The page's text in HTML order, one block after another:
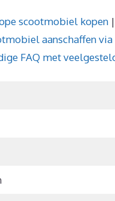
scootmobiel kopen |
aanschaffen
FAQ met